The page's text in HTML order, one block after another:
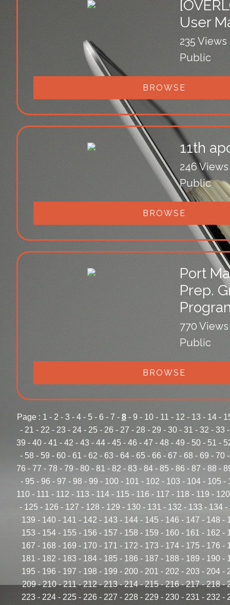
User
235 Views
Public
BROWSE
11th
246 Views
Public
BROWSE
Port
Prep.
770 Views
Public
BROWSE
Page : 1 - 2 - 3- 4- 5- 6- 7 - 8- 9 - 10- 11 - 12 - 13- 14-
- 21 - 22 - 23 - 24- 25- 26 - 27 - 28- 29 - 30- 31 - 32 - 33
39 - 40 - 41 - 42 - 43 - 44 - 45 - 46 - 47 - 48 - 49 - 50 - 51 -
- 58- 59 - 60- 61 - 62 - 63 - 64- 65 - 66 - 67 - 68 - 69 - 70
76 - 77 - 78 - 79 - 80 - 81 - 82 - 83 - 84 - 85 - 86 - 87 - 88 -
- 95 - 96 - 97 - 98 - 99 - 100 - 101 - 102 - 103 - 104 - 105 -
110 - 111 - 112 - 113 - 114 - 115 - 116 - 117 - 118 - 119 - 120
- 125- 126 - 127 - 128 - 129 - 130- 131 - 132 - 133- 134-
139 - 140 - 141 - 142 - 143 - 144 - 145 - 146 - 147 - 148 -
153 - 154 - 155 - 156 - 157 - 158 - 159 - 160 - 161 - 162 -
167 - 168 - 169 - 170 - 171 - 172 - 173 - 174 - 175 - 176 -
181 - 182 - 183 - 184 - 185 - 186 - 187 - 188 - 189 - 190 -
195 - 196 - 197 - 198 - 199 - 200 - 201 - 202 - 203 - 204 -
209-210-211-212-213-214-215-216-217-218-
223 - 224 - 225 - 226 - 227 - 228 - 229 - 230 - 231 - 232 -